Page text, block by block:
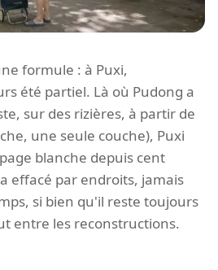
formule : à Puxi,
été partiel. Là où Pudong a
sur des rizières, à partir de
une seule couche), Puxi
blanche depuis cent
effacé par endroits, jamais
si bien qu'il reste toujours
entre les reconstructions.